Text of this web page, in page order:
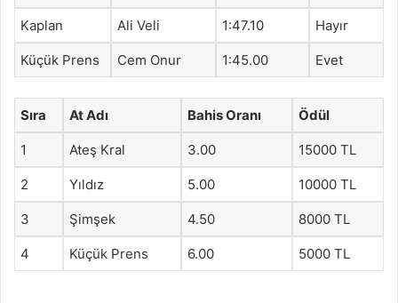
Kaplan Ali Veli 1:47.10 Hayır
Küçük Prens Cem Onur 1:45.00 Evet
Sıra At Adı Bahis Oranı Ödül
1 Ateş Kral 3.00 15000 TL
2 Yıldız 5.00 10000 TL
3 Şimşek 4.50 8000 TL
4 Küçük Prens 6.00 5000 TL